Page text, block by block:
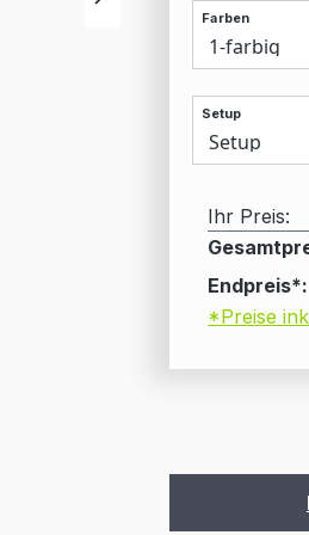
Farben
Setup
Ihr Preis:
Endpreis*:
*Preise